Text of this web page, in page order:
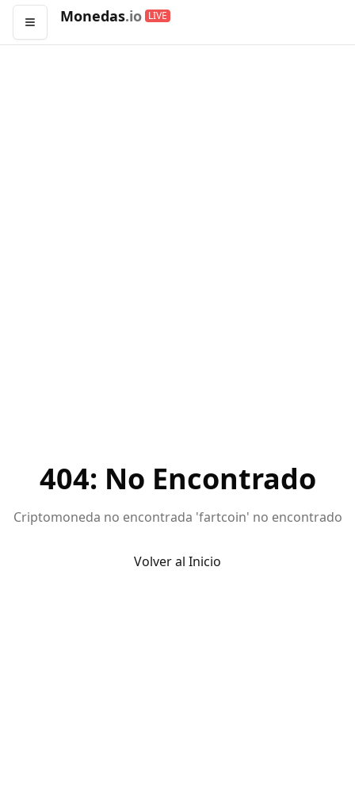
Abrir menú
Monedas.io LIVE
404: No Encontrado
Criptomoneda no encontrada 'fartcoin' no encontrado
Volver al Inicio